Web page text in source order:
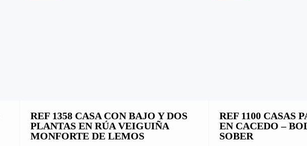
REF 1358 CASA CON BAJO Y DOS
PLANTAS EN RÚA VEIGUIÑA
MONFORTE DE LEMOS
REF 1100 CASAS
EN CACEDO –
SOBER